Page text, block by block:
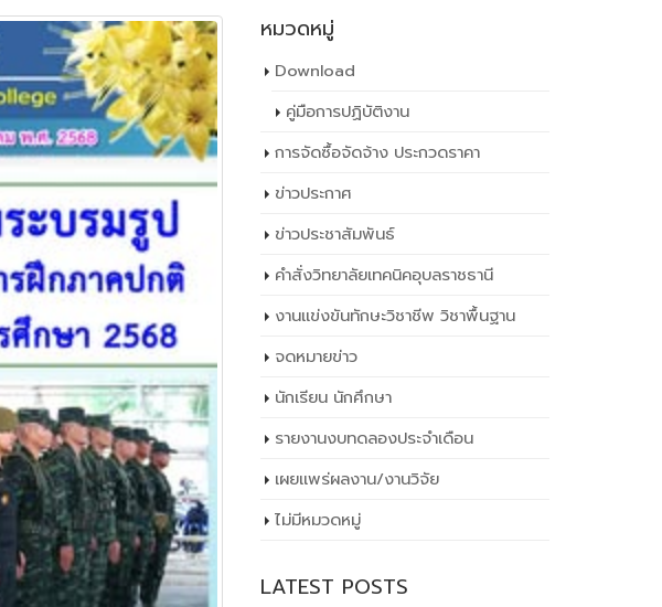
หมวดหมู่
Download
คู่มือการปฏิบัติงาน
การจัดซื้อจัดจ้าง ประกวดราคา
ข่าวประกาศ
ข่าวประชาสัมพันธ์
คำสั่งวิทยาลัยเทคนิคอุบลราชธานี
งานแข่งขันทักษะวิชาชีพ วิชาพื้นฐาน
จดหมายข่าว
นักเรียน นักศึกษา
รายงานงบทดลองประจำเดือน
เผยเเพร่ผลงาน/งานวิจัย
ไม่มีหมวดหมู่
LATEST POSTS